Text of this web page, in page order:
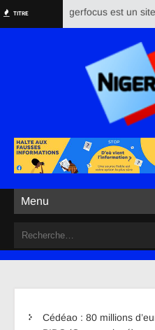
TITRE Nigerfocus est un
Menu
Cédéao : 80 millions